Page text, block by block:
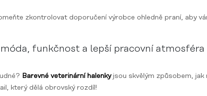
zkontrolovat doporučení výrobce ohledně praní, aby
funkčnost a lepší pracovní atmosféra
Barevné veterinární halenkyjsou skvělým způsobem,
který dělá obrovský rozdíl!